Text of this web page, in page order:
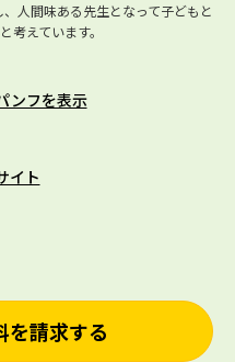
人間味ある先生となって子どもと
考えています。
ンフを表示
イト
を請求する